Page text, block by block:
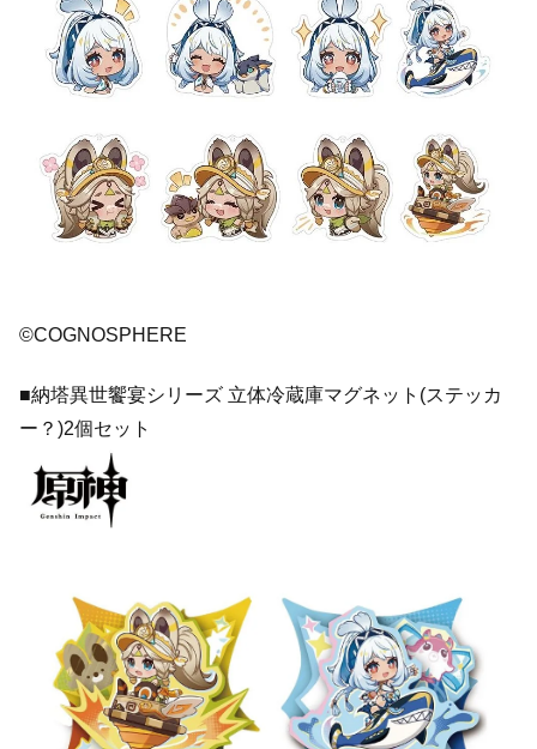
©COGNOSPHERE
■納塔異世饗宴シリーズ 立体冷蔵庫マグネット(ステッカ
ー？)2個セット